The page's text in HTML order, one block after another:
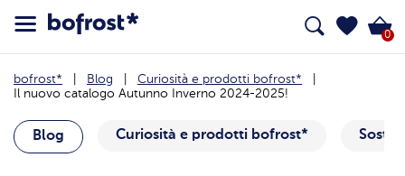
0
bofrost* Blog
Curiosità e prodotti bofrost*
Il nuovo catalogo Autunno Inverno 2024-2025!
Blog Curiosità e prodotti bofrost*